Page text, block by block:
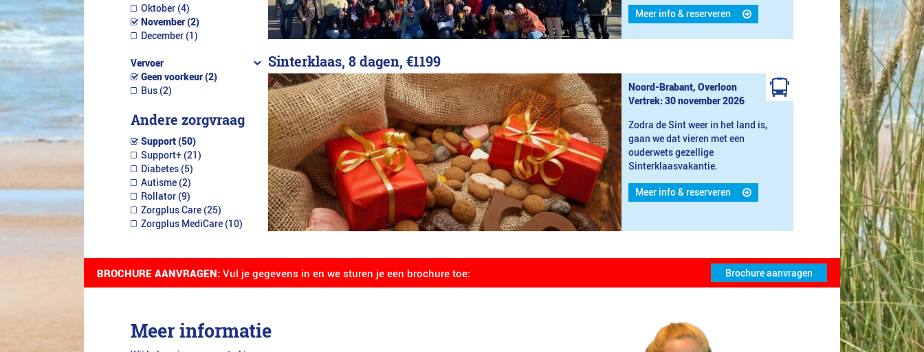
Oktober (4)
November (2)
December (1)
Vervoer
Geen voorkeur (2)
Bus (2)
Andere zorgvraag
Support (50)
Support+ (21)
Diabetes (5)
Autisme (2)
Rollator (9)
Zorgplus Care (25)
Zorgplus MediCare (10)
Meer info & reserveren
Sinterklaas, 8 dagen, €1199
Noord-Brabant, Overloon
Vertrek: 30 november 2026
Zodra de Sint weer in het land is,
gaan we dat vieren met een
ouderwets gezellige
Sinterklaasvakantie.
Meer info & reserveren
BROCHURE AANVRAGEN: Vul je gegevens in en we sturen je een brochure toe:
Meer informatie